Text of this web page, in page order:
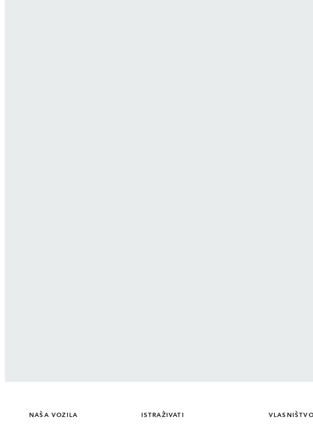
NAŠA VOZILA ISTRAŽIVATI VLASNIŠTVO